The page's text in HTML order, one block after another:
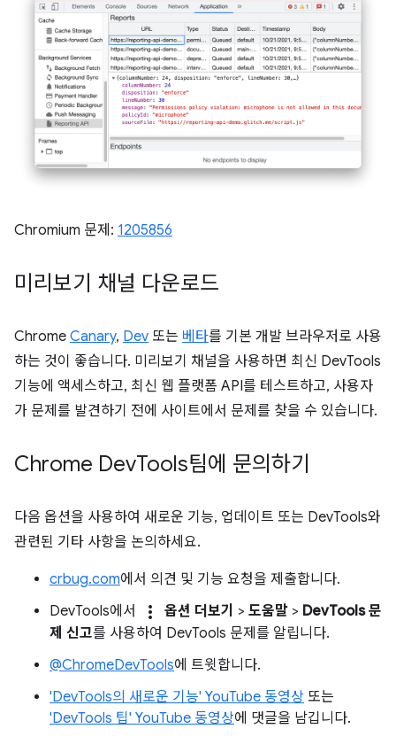
Chromium 문제: 1205856
미리보기 채널 다운로드
Chrome Canary, Dev 또는 베타를 기본 개발 브라우저로 사용
하는 것이 좋습니다. 미리보기 채널을 사용하면 최신 DevTools
기능에 액세스하고, 최신 웹 플랫폼 API를 테스트하고, 사용자
가 문제를 발견하기 전에 사이트에서 문제를 찾을 수 있습니다.
Chrome DevTools팀에 문의하기
다음 옵션을 사용하여 새로운 기능, 업데이트 또는 DevTools와
관련된 기타 사항을 논의하세요.
crbug.com에서 의견 및 기능 요청을 제출합니다.
DevTools에서
more_vert 옵션 더보기 > 도움말 > DevTools 문
제 신고를 사용하여 DevTools 문제를 알립니다.
@ChromeDevTools에 트윗합니다.
'DevTools의 새로운 기능' YouTube 동영상 또는
'DevTools 팁' YouTube 동영상에 댓글을 남깁니다.